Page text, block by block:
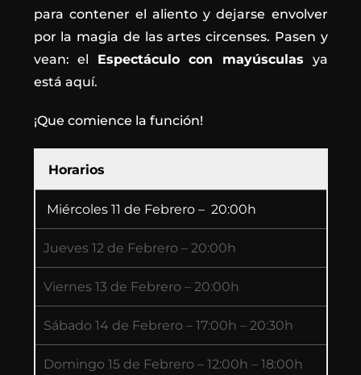
para contener el aliento y dejarse envolver
por la magia de las artes circenses. Pasen y
vean: el Espectáculo con mayúsculas ya
está aquí.
¡Que comience la función!
Horarios
Miércoles 11 de Febrero – 20:00h
Jueves 12 de Febrero – 20:00h
Viernes 13 de Febrero – 20:00h
Sábado 14 de Febrero – 17:00h – 20:30h
Domingo 15 de Febrero – 12:00h – 18:00h